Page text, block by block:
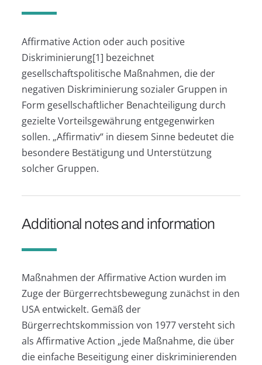
Affirmative Action oder auch positive
Diskriminierung[1] bezeichnet
gesellschaftspolitische Maßnahmen, die der
negativen Diskriminierung sozialer Gruppen in
Form gesellschaftlicher Benachteiligung durch
gezielte Vorteilsgewährung entgegenwirken
sollen. „Affirmativ“ in diesem Sinne bedeutet die
besondere Bestätigung und Unterstützung
solcher Gruppen.
Additional notes and information
Maßnahmen der Affirmative Action wurden im
Zuge der Bürgerrechtsbewegung zunächst in den
USA entwickelt. Gemäß der
Bürgerrechtskommission von 1977 versteht sich
als Affirmative Action „jede Maßnahme, die über
die einfache Beseitigung einer diskriminierenden